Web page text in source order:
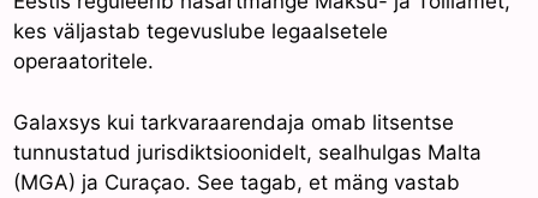
kes väljastab tegevuslube legaalsetele
operaatoritele.
Galaxsys kui tarkvaraarendaja omab litsentse
tunnustatud jurisdiktsioonidelt, sealhulgas Malta
(MGA) ja Curaçao. See tagab, et mäng vastab